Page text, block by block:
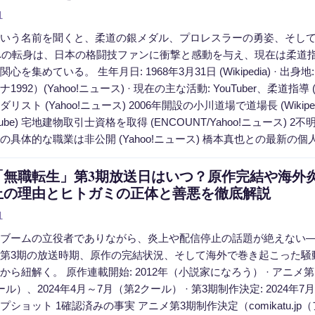
う名前を聞くと、柔道の銀メダル、プロレスラーの勇姿、そし
の転身は、日本の格闘技ファンに衝撃と感動を与え、現在は柔
心を集めている。 生年月日: 1968年3月31日 (Wikipedia) · 出身
1992）(Yahoo!ニュース) · 現在の主な活動: YouTuber、柔道指
リスト (Yahoo!ニュース) 2006年開設の小川道場で道場長
宅地建物取引士資格を取得 (ENCOUNT/Yahoo!ニュース) 2
具体的な職業は非公開 (Yahoo!ニュース) 橋本真也との最新の
職転生」第3期放送日はいつ？原作完結や海外
理由とヒトガミの正体と善悪を徹底解説
ームの立役者でありながら、炎上や配信停止の話題が絶えな
3期の放送時期、原作の完結状況、そして海外で巻き起こった
ら紐解く。 原作連載開始: 2012年（小説家になろう） · アニメ
ル）、2024年4月～7月（第2クール） · 第3期制作決定: 2024年7
ショット 1確認済みの事実 アニメ第3期制作決定（comikatu.jp